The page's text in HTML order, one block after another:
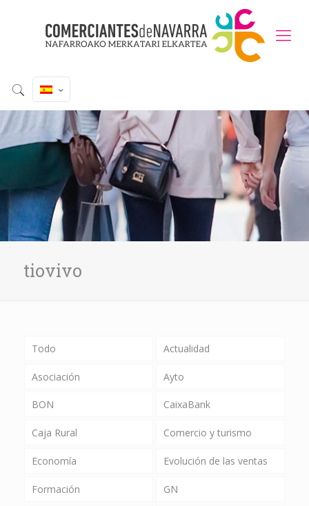
tiovivo
Todo Actualidad
Asociación Ayto
BON CaixaBank
Caja Rural Comercio y turismo
Economía Evolución de las ventas
Formación GN